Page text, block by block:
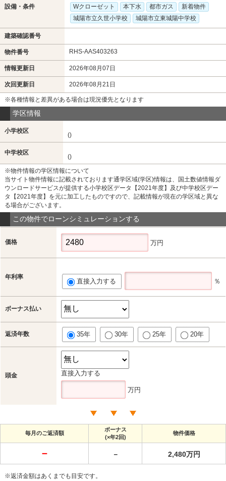
設備・条件
Wクローゼット
本下水 都市ガス
新着物件
城陽市立久世小学校
城陽市立東城陽中学校
建築確認番号
物件番号 RHS-AAS403263
情報更新日 2026年08月07日
次回更新日 2026年08月21日
※各種情報と差異がある場合は現況優先となります
学区情報
小学校区
()
中学校区
()
※物件情報の学区情報について
当サイト物件情報に記載されております通学区域(学区)情報は、国土数値情報ダ
ウンロードサービスが提供する小学校区データ【2021年度】及び中学校区デー
タ【2021年度】を元に加工したものですので、記載情報が現在の学区域と異な
る場合がございます。
この物件でローンシミュレーションする
価格 万円
年利率
直接入力する ％
ボーナス払い
返済年数 35年 30年 25年 20年
頭金 直接入力する
万円
毎月のご返済額
ボーナス
(×年2回)
物件価格
－ － 2,480万円
※返済金額はあくまでも目安です。